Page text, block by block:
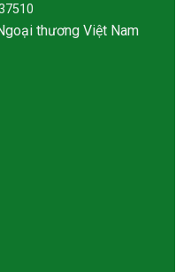
thương Việt Nam